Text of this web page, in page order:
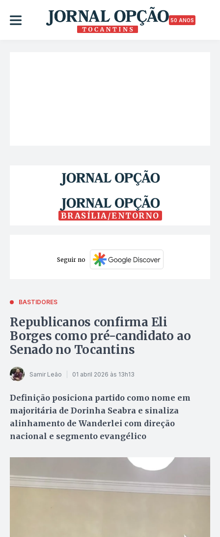
50 ANOS
BRASÍLIA/ENTORNO
Seguir no
BASTIDORES
Republicanos confirma Eli
Borges como pré-candidato ao
Senado no Tocantins
Samir Leão 01 abril 2026 às 13h13
Definição posiciona partido como nome em
majoritária de Dorinha Seabra e sinaliza
alinhamento de Wanderlei com direção
nacional e segmento evangélico